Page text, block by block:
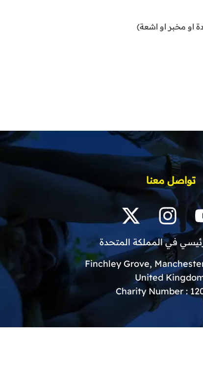
او مخبر او اشعة)
تواصل معنا
في المملكة المتحدة
Charity Number :